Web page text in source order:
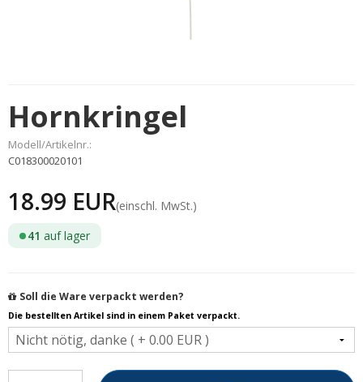
Hornkringel
Modell/Artikelnr.:
C018300020101
18.99 EUR(einschl. MwSt.)
41 auf lager
Soll die Ware verpackt werden?
Die bestellten Artikel sind in einem Paket verpackt.